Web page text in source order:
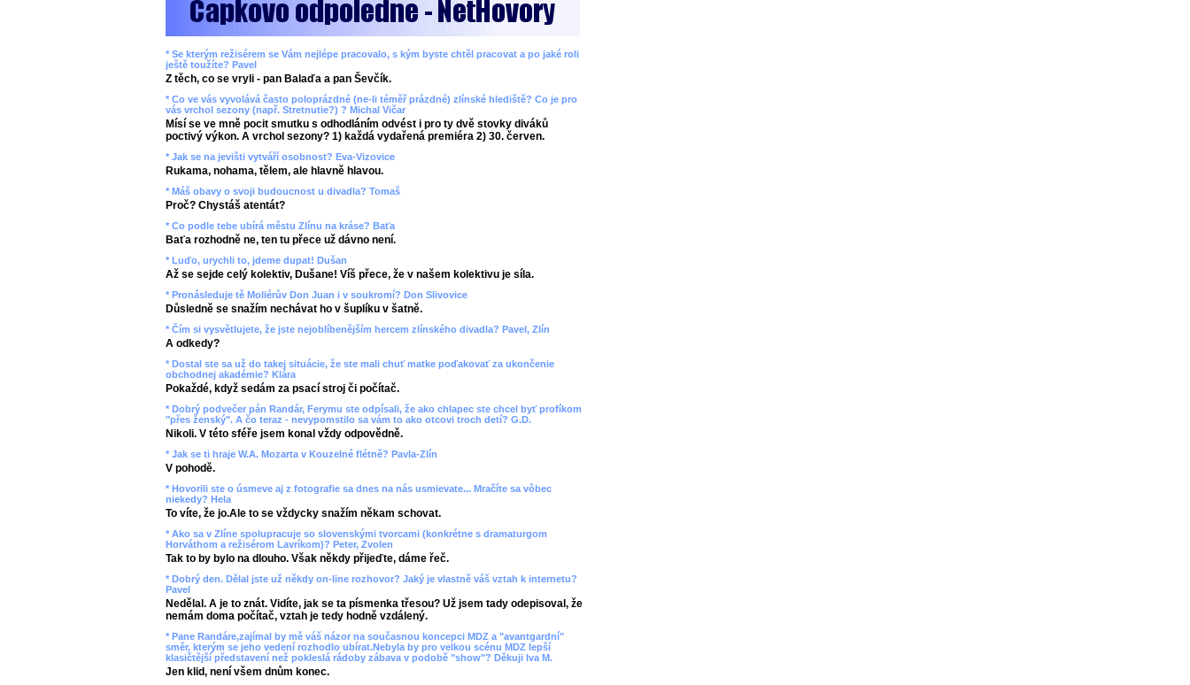
* Se kterým režisérem se Vám nejlépe pracovalo, s kým byste chtěl pracovat a po jaké roli
ještě toužíte? Pavel
Z těch, co se vryli - pan Balaďa a pan Ševčík.
* Co ve vás vyvolává často poloprázdné (ne-li téměř prázdné) zlínské hlediště? Co je pro
vás vrchol sezony (např. Stretnutie?) ? Michal Vičar
Mísí se ve mně pocit smutku s odhodláním odvést i pro ty dvě stovky diváků
poctivý výkon. A vrchol sezony? 1) každá vydařená premiéra 2) 30. červen.
* Jak se na jevišti vytváří osobnost? Eva-Vizovice
Rukama, nohama, tělem, ale hlavně hlavou.
* Máš obavy o svoji budoucnost u divadla? Tomaš
Proč? Chystáš atentát?
* Co podle tebe ubírá městu Zlínu na kráse? Baťa
Baťa rozhodně ne, ten tu přece už dávno není.
* Luďo, urychli to, jdeme dupat! Dušan
Až se sejde celý kolektiv, Dušane! Víš přece, že v našem kolektivu je síla.
* Pronásleduje tě Moliérův Don Juan i v soukromí? Don Slivovice
Důsledně se snažím nechávat ho v šuplíku v šatně.
* Čím si vysvětlujete, že jste nejoblíbenějším hercem zlínského divadla? Pavel, Zlín
A odkedy?
* Dostal ste sa už do takej situácie, že ste mali chuť matke poďakovať za ukončenie
obchodnej akadémie? Klára
Pokaždé, když sedám za psací stroj či počítač.
* Dobrý podvečer pán Randár, Ferymu ste odpísali, že ako chlapec ste chcel byť profíkom
"přes ženský". A čo teraz - nevypomstilo sa vám to ako otcovi troch detí? G.D.
Nikoli. V této sféře jsem konal vždy odpovědně.
* Jak se ti hraje W.A. Mozarta v Kouzelné flétně? Pavla-Zlín
V pohodě.
* Hovorili ste o úsmeve aj z fotografie sa dnes na nás usmievate... Mračíte sa vôbec
niekedy? Hela
To víte, že jo.Ale to se vždycky snažím někam schovat.
* Ako sa v Zlíne spolupracuje so slovenskými tvorcami (konkrétne s dramaturgom
Horváthom a režisérom Lavríkom)? Peter, Zvolen
Tak to by bylo na dlouho. Však někdy přijeďte, dáme řeč.
* Dobrý den. Dělal jste už někdy on-line rozhovor? Jaký je vlastně váš vztah k internetu?
Pavel
Nedělal. A je to znát. Vidíte, jak se ta písmenka třesou? Už jsem tady odepisoval, že
nemám doma počítač, vztah je tedy hodně vzdálený.
* Pane Randáre,zajímal by mě váš názor na současnou koncepci MDZ a "avantgardní"
směr, kterým se jeho vedení rozhodlo ubírat.Nebyla by pro velkou scénu MDZ lepší
klasičtější představení než pokleslá rádoby zábava v podobě "show"? Děkuji Iva M.
Jen klid, není všem dnům konec.